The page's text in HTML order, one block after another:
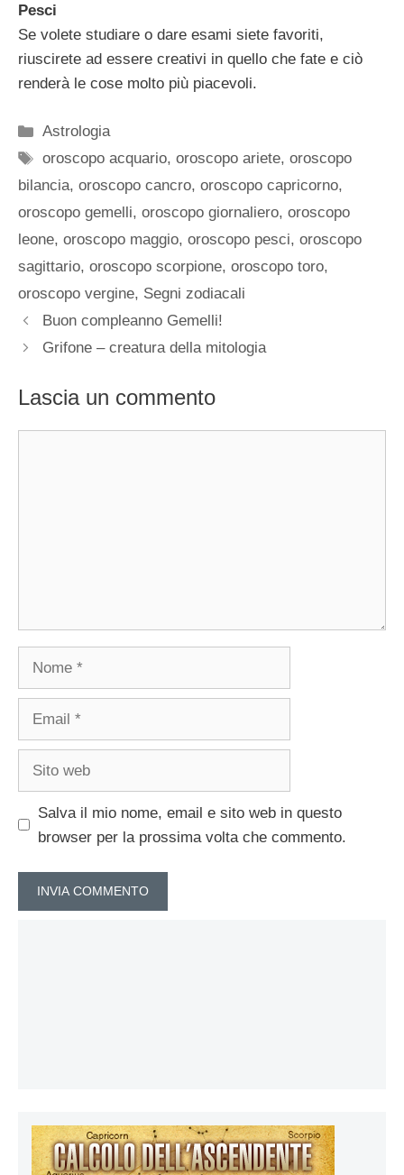
Pesci
Se volete studiare o dare esami siete favoriti,
riuscirete ad essere creativi in quello che fate e ciò
renderà le cose molto più piacevoli.
Categorie
Astrologia
Tag
oroscopo acquario,oroscopo ariete,oroscopo
bilancia, oroscopo cancro, oroscopo capricorno,
oroscopo gemelli, oroscopo giornaliero, oroscopo
leone, oroscopo maggio, oroscopo pesci, oroscopo
sagittario, oroscopo scorpione, oroscopo toro,
oroscopo vergine, Segni zodiacali
Buon compleanno Gemelli!
Grifone – creatura della mitologia
Lascia un commento
Nome
Email
Sito
Salva il mio nome, email e sito web in questo
browser per la prossima volta che commento.